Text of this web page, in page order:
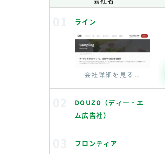
ライン
会社詳細を見る↓
DOUZO（ディー・エ
ム広告社）
フロンティア